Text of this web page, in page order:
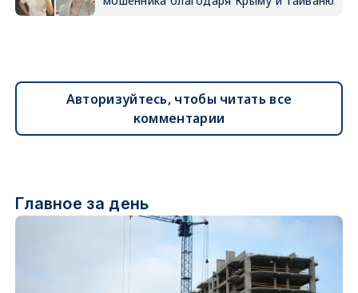
Авторизуйтесь, чтобы читать все
комментарии
Главное за день